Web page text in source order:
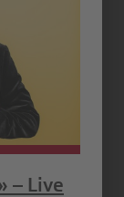
– Live